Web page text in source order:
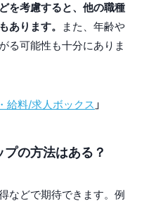
を考慮すると、他の職種
あります。
また、年齢や
る可能性も十分にありま
給料/求人ボックス 」
の方法はある？
などで期待できます。例